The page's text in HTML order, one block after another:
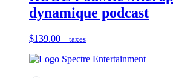
dynamique podcast
$139.00 + taxes